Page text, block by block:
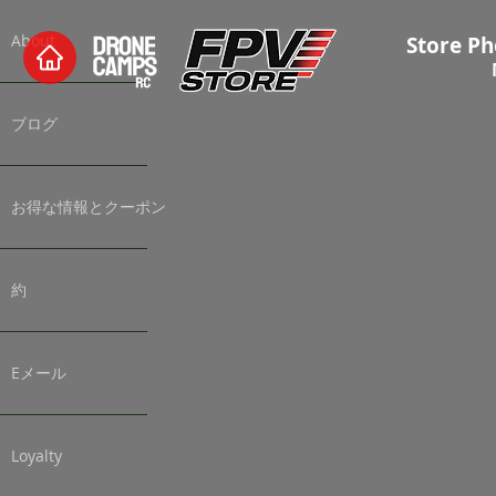
Store
About
ブログ
お得な情報とクーポン
約
Eメール
Loyalty